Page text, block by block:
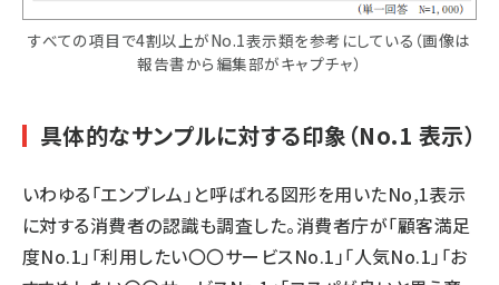
すべての項目で4割以上がNo.1表示類を参考にしている（画像は
報告書から編集部がキャプチャ）
具体的なサンプルに対する印象（No.1 表示）
いわゆる「エンブレム」と呼ばれる図形を用いたNo,1表示
に対する消費者の認識も調査した。消費者庁が「顧客満足
度No.1」「利用したい〇〇サービスNo.1」「人気No.1」「お